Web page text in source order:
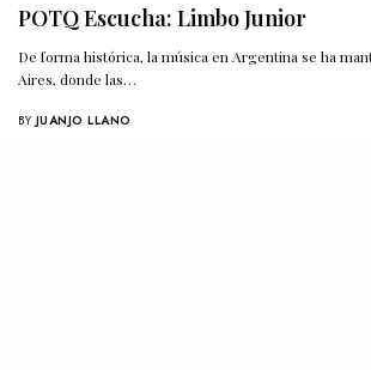
POTQ Escucha: Limbo Junior
De forma histórica, la música en Argentina se ha
Aires, donde las…
BY JUANJO LLANO